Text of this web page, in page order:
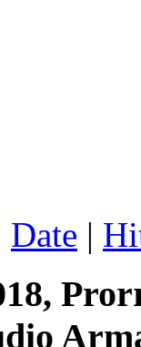
Date |